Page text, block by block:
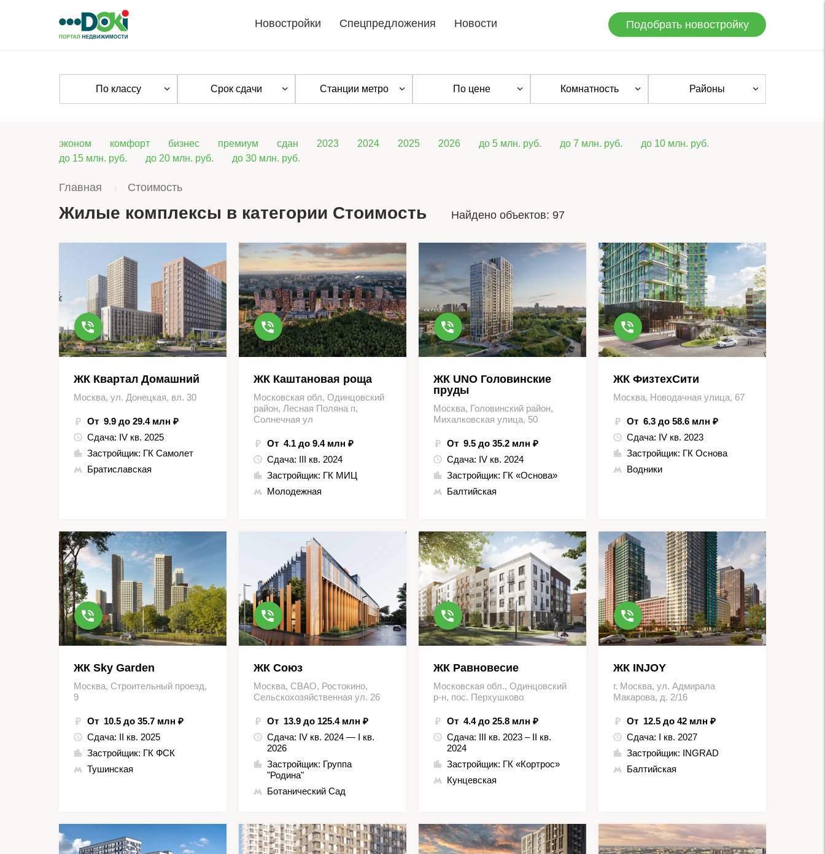
Новостройки Спецпредложения Новости Подобрать новостройку
По классу Срок сдачи Станции метро По цене Комнатность Районы
эконом комфорт бизнес премиум сдан 2023 2024 2025 2026 до 5 млн. руб. до 7 млн. руб.
до 10 млн. руб.
до 15 млн. руб.
до 20 млн. руб. до 30 млн. руб.
Главная Стоимость
Жилые комплексы в категории Стоимость Найдено объектов: 97
ЖК Квартал Домашний
Москва, ул. Донецкая, вл. 30
От 9.9 до 29.4 млн ₽
Сдача: IV кв. 2025
Застройщик: ГК Самолет
Братиславская
ЖК Каштановая роща
Московская обл, Одинцовский
район, Лесная Поляна п,
Солнечная ул
От 4.1 до 9.4 млн ₽
Сдача: III кв. 2024
Застройщик: ГК МИЦ
Молодежная
ЖК UNO Головинские
пруды
Москва, Головинский район,
Михалковская улица, 50
От 9.5 до 35.2 млн ₽
Сдача: IV кв. 2024
Застройщик: ГК «Основа»
Балтийская
ЖК ФизтехСити
Москва, Новодачная улица, 67
От 6.3 до 58.6 млн ₽
Сдача: IV кв. 2023
Застройщик: ГК Основа
Водники
ЖК Sky Garden
Москва, Строительный проезд,
9
От 10.5 до 35.7 млн ₽
Сдача: II кв. 2025
Застройщик: ГК ФСК
Тушинская
ЖК Союз
Москва, СВАО, Ростокино,
Сельскохозяйственная ул. 26
От 13.9 до 125.4 млн ₽
Сдача: IV кв. 2024 — I кв.
2026
Застройщик: Группа
"Родина"
Ботанический Сад
ЖК Равновесие
Московская обл., Одинцовский
р-н, пос. Перхушково
От 4.4 до 25.8 млн ₽
Сдача: III кв. 2023 – II кв.
2024
Застройщик: ГК «Кортрос»
Кунцевская
ЖК INJOY
г. Москва, ул. Адмирала
Макарова, д. 2/16
От 12.5 до 42 млн ₽
Сдача: I кв. 2027
Застройщик: INGRAD
Балтийская